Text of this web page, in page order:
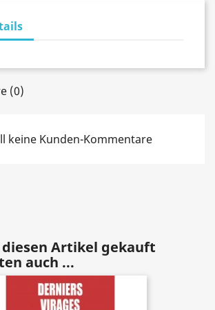
(0)
keine Kunden-Kommentare
diesen Artikel gekauft
auch ...